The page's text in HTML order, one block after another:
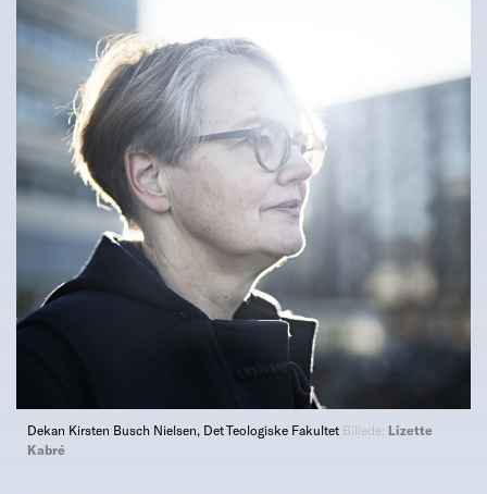
Dekan Kirsten Busch Nielsen, Det Teologiske Fakultet Billede: Lizette
Kabré